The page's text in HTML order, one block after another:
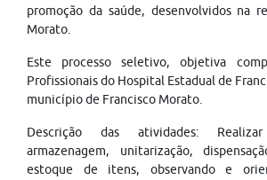
promoção da saúde, desenvolvidos na
Morato.
Este processo seletivo, objetiva
Profissionais do Hospital Estadual de
município de Francisco Morato.
Descrição das atividades:
armazenagem, unitarização,
estoque de itens, observando e